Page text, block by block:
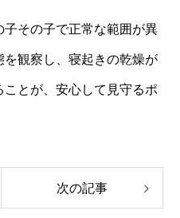
その子で正常な範囲が異
観察し、寝起きの乾燥が
とが、安心して見守るポ
次の記事